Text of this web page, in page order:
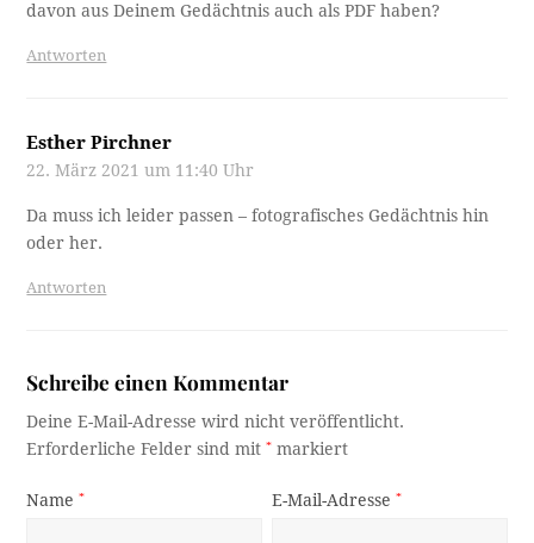
davon aus Deinem Gedächtnis auch als PDF haben?
Antworten
Esther Pirchner
22. März 2021 um 11:40 Uhr
Da muss ich leider passen – fotografisches Gedächtnis hin
oder her.
Antworten
Schreibe einen Kommentar
Deine E-Mail-Adresse wird nicht veröffentlicht.
Erforderliche Felder sind mit* markiert
Name* E-Mail-Adresse*